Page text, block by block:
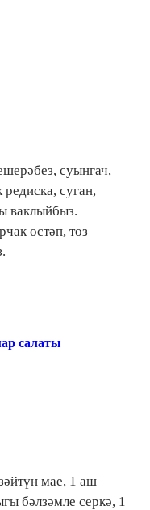
суынгач,
суган,
ваклыйбыз.
өстәп, тоз
салаты
мае, 1 аш
бәлзәмле серкә, 1